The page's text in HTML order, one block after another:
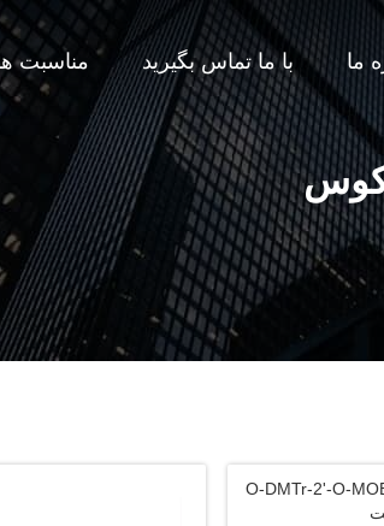
ما با ما تماس بگیرید مناسبت
3'-O-DMTr-2'-O-